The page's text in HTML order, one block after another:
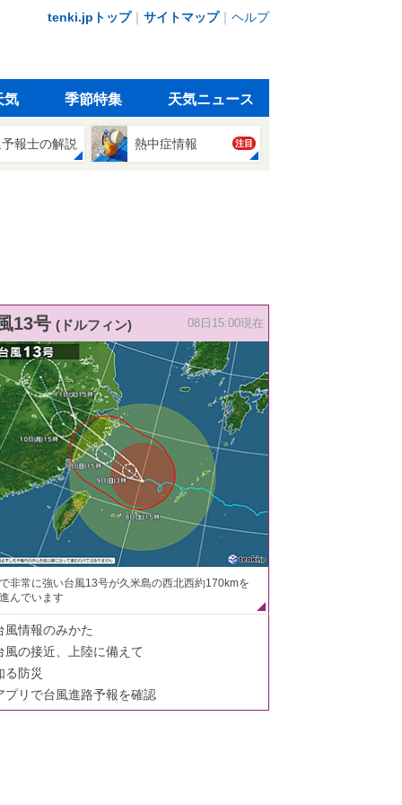
tenki.jpトップ｜ サイトマップ｜ ヘルプ
気 季節特集 天気ニュース
報士の解説 熱中症情報 注目
13号 (ドルフィン) 08日15:00現在
非常に強い台風13号が久米島の西北西約170kmを
んでいます
風情報のみかた
風の接近、上陸に備えて
る防災
プリで台風進路予報を確認